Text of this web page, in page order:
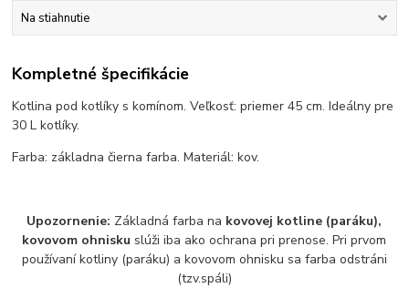
Na stiahnutie
Kompletné špecifikácie
Kotlina pod kotlíky s komínom. Veľkosť: priemer 45 cm. Ideálny pre
30 L kotlíky.
Farba: základna čierna farba. Materiál: kov.
Upozornenie: Základná farba na kovovej kotline (paráku),
kovovom ohnisku slúži iba ako ochrana pri prenose. Pri prvom
používaní kotliny (paráku) a kovovom ohnisku sa farba odstráni
(tzv.spáli)